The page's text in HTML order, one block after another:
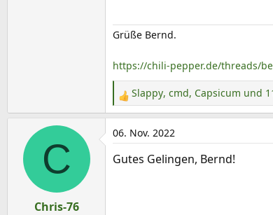
Grüße Bernd.
https://chili-pepper.de/threads/
R
e
a
k
t
Slappy, cmd, Capsicum und
C
Chris-76
06. Nov. 2022
Gutes Gelingen, Bernd!